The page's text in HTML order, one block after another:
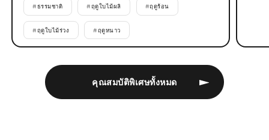
คุณสมบัติพิเศษทั้งหมด
#ธรรมชาติ #ฤดูใบไม้ผลิ #ฤดูร้อน
#ฤดูใบไม้ร่วง #ฤดูหนาว